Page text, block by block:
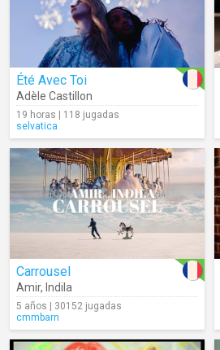
Été Avec Toi
Adèle Castillon
19 horas | 118 jugadas
selvatica
Carrousel
Amir, Indila
5 años | 30152 jugadas
cmmbarn